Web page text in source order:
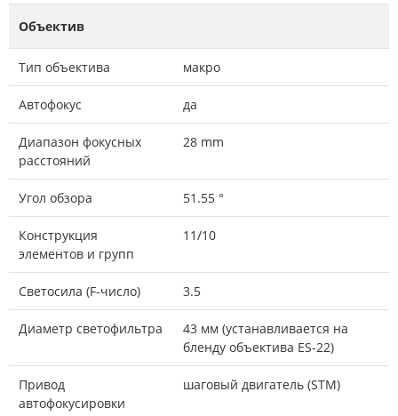
Объектив
Тип объектива макро
Автофокус да
Диапазон фокусных
расстояний
28 mm
Угол обзора 51.55 °
Конструкция
элементов и групп
11/10
Светосила (F-число) 3.5
Диаметр светофильтра
43 мм (устанавливается на
бленду объектива ES-22)
Привод
автофокусировки
шаговый двигатель (STM)